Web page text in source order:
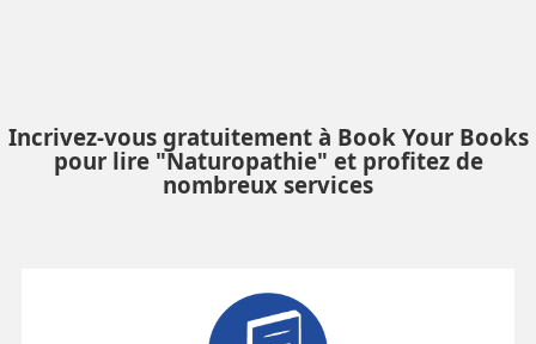
Incrivez-vous gratuitement à Book Your Books
pour lire "Naturopathie" et profitez de
nombreux services